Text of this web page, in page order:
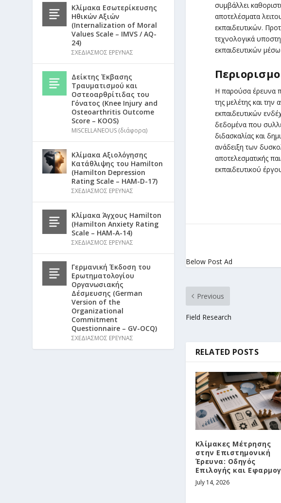
συμβάλλει
αποτελέσματα
εκπαιδευτικών.
τεχνολογικά
εκπαιδευτικών
Η παρούσα έρευνα
της μελέτης και
εκπαιδευτικών
δεδομένα που
διδασκαλίας και
ανάδειξη των
αποτελεσματικής
εκπαιδευτικού
Below Post Ad
Previous
Field Research
RELATED POSTS
Κλίμακες Μέτρησης
στην Επιστημονική
Έρευνα: Οδηγός
Επιλογής και
July 14, 2026
Κλίμακα Εσωτερίκευσης
Ηθικών Αξιών
(Internalization of Moral
Values Scale – IMVS / AQ-
24)
ΣΧΕΔΙΑΣΜΟΣ ΕΡΕΥΝΑΣ
Δείκτης Έκβασης
Τραυματισμού και
Οστεοαρθρίτιδας του
Γόνατος (Knee Injury and
Osteoarthritis Outcome
Score – KOOS)
MISCELLANEOUS (διάφορα)
Κλίμακα Αξιολόγησης
Κατάθλιψης του Hamilton
(Hamilton Depression
Rating Scale – HAM-D-17)
ΣΧΕΔΙΑΣΜΟΣ ΕΡΕΥΝΑΣ
Κλίμακα Άγχους Hamilton
(Hamilton Anxiety Rating
Scale – HAM-A-14)
ΣΧΕΔΙΑΣΜΟΣ ΕΡΕΥΝΑΣ
Γερμανική Έκδοση του
Ερωτηματολογίου
Οργανωσιακής
Δέσμευσης (German
Version of the
Organizational
Commitment
Questionnaire – GV-OCQ)
ΣΧΕΔΙΑΣΜΟΣ ΕΡΕΥΝΑΣ